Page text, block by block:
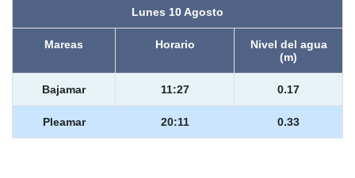
Lunes 10 Agosto
Mareas Horario
Nivel del agua
(m)
Bajamar 11:27 0.17
Pleamar 20:11 0.33